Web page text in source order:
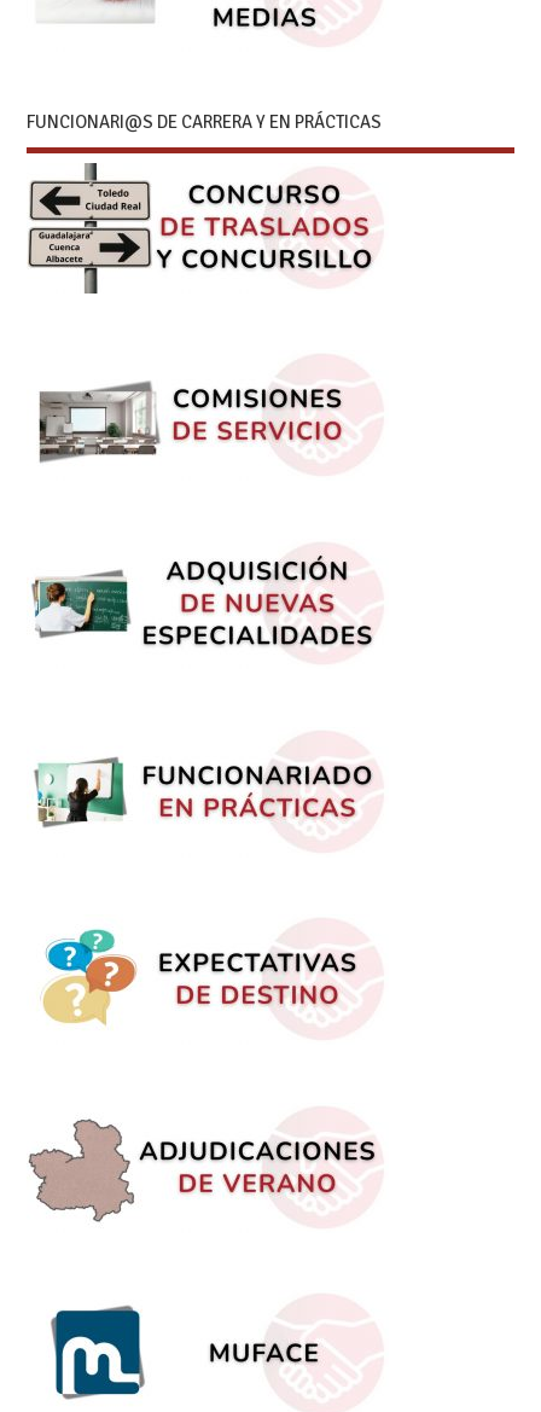
FUNCIONARI@S DE CARRERA Y EN PRÁCTICAS